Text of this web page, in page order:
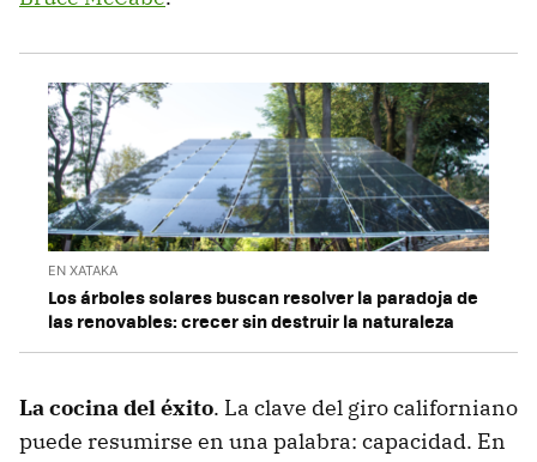
EN XATAKA
Los árboles solares buscan resolver la paradoja de
las renovables: crecer sin destruir la naturaleza
La cocina del éxito. La clave del giro californiano
puede resumirse en una palabra: capacidad. En